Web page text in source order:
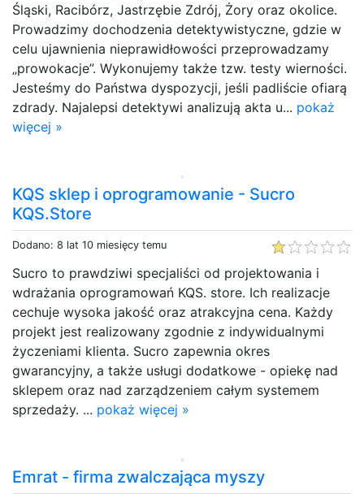
Śląski, Racibórz, Jastrzębie Zdrój, Żory oraz okolice.
Prowadzimy dochodzenia detektywistyczne, gdzie w
celu ujawnienia nieprawidłowości przeprowadzamy
„prowokacje”. Wykonujemy także tzw. testy wierności.
Jesteśmy do Państwa dyspozycji, jeśli padliście ofiarą
zdrady. Najalepsi detektywi analizują akta u... pokaż
więcej »
KQS sklep i oprogramowanie - Sucro
KQS.Store
Dodano: 8 lat 10 miesięcy temu
Sucro to prawdziwi specjaliści od projektowania i
wdrażania oprogramowań KQS. store. Ich realizacje
cechuje wysoka jakość oraz atrakcyjna cena. Każdy
projekt jest realizowany zgodnie z indywidualnymi
życzeniami klienta. Sucro zapewnia okres
gwarancyjny, a także usługi dodatkowe - opiekę nad
sklepem oraz nad zarządzeniem całym systemem
sprzedaży. ... pokaż więcej »
Emrat - firma zwalczająca myszy